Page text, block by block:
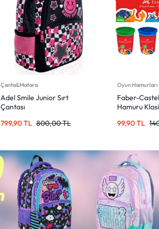
Oyun Hamurları
Faber-Castell Oyun
Hamuru Klasik Renkler 4 x
140,00TL
99,90TL
Oyun Hamurları
Faber-
Hamuru
99,90TL